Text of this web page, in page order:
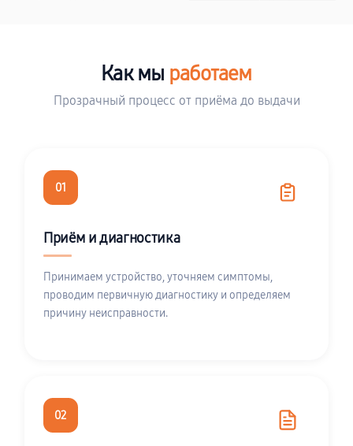
Как мы работаем
Прозрачный процесс от приёма до выдачи
01
Приём и диагностика
Принимаем устройство, уточняем симптомы,
проводим первичную диагностику и определяем
причину неисправности.
02